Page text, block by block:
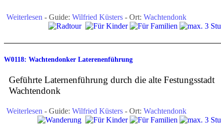
Weiterlesen - Guide: Wilfried Küsters - Ort: Wachtendonk
W0118: Wachtendonker Laterenenführung
Geführte Laternenführung durch die alte Festungsstadt
Wachtendonk
Weiterlesen - Guide: Wilfried Küsters - Ort: Wachtendonk